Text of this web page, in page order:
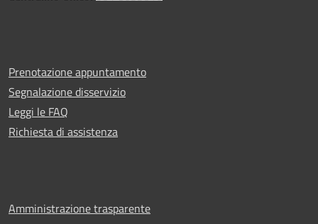
Prenotazione appuntamento
Segnalazione disservizio
Leggi le FAQ
Richiesta di assistenza
Amministrazione trasparente